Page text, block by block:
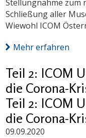
Stellungnahme zum
Schließung aller
Wiewohl ICOM
Mehr erfahren
Teil 2: ICOM
die Corona-
Teil 2: ICOM
die Corona-
09.09.2020